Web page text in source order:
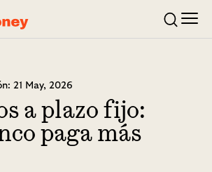
Buscar
21 May, 2026
a plazo fijo:
paga más